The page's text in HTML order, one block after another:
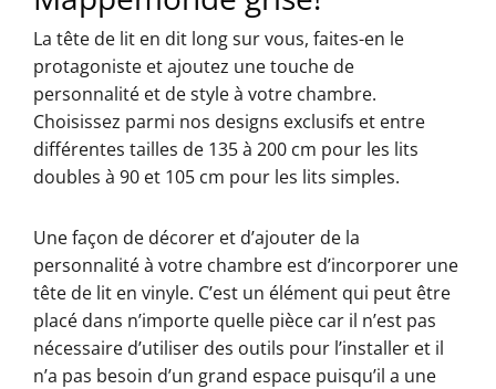
La tête de lit en dit long sur vous, faites-en le
protagoniste et ajoutez une touche de
personnalité et de style à votre chambre.
Choisissez parmi nos designs exclusifs et entre
différentes tailles de 135 à 200 cm pour les lits
doubles à 90 et 105 cm pour les lits simples.
Une façon de décorer et d’ajouter de la
personnalité à votre chambre est d’incorporer une
tête de lit en vinyle. C’est un élément qui peut être
placé dans n’importe quelle pièce car il n’est pas
nécessaire d’utiliser des outils pour l’installer et il
n’a pas besoin d’un grand espace puisqu’il a une